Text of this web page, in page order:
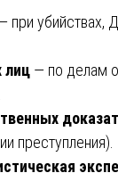
при убийствах,
лиц — по делам
преступления).